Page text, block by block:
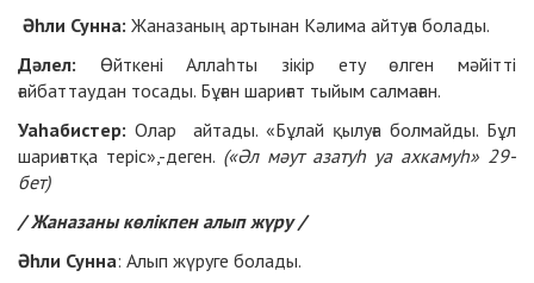
Әһли Сунна: Жаназаның артынан Кәлима айтуға болады.
Дәлел: Өйткені Аллаһты зікір ету өлген мәйітті
ғайбаттаудан тосады. Бұған шариғат тыйым салмаған.
Уаһабистер: Олар айтады. «Бұлай қылуға болмайды. Бұл
шариғатқа теріс»,-деген. («Әл мәут азатуһ уа ахкамуһ» 29-
бет)
/ Жаназаны көлікпен алып жүру /
Әһли Сунна: Алып жүруге болады.